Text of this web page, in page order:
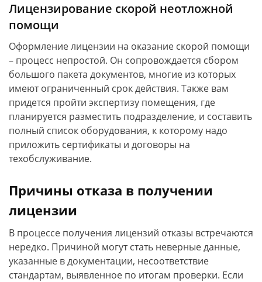
Лицензирование скорой неотложной
помощи
Оформление лицензии на оказание скорой помощи
– процесс непростой. Он сопровождается сбором
большого пакета документов, многие из которых
имеют ограниченный срок действия. Также вам
придется пройти экспертизу помещения, где
планируется разместить подразделение, и составить
полный список оборудования, к которому надо
приложить сертификаты и договоры на
техобслуживание.
Причины отказа в получении
лицензии
В процессе получения лицензий отказы встречаются
нередко. Причиной могут стать неверные данные,
указанные в документации, несоответствие
стандартам, выявленное по итогам проверки. Если